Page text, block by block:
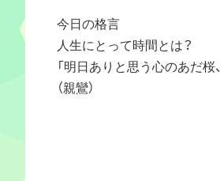
今日の格言
人生にとって時間とは？
「明日ありと思う心のあだ桜
（親鸞）